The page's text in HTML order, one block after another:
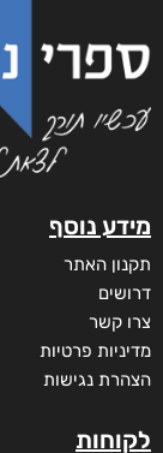
מידע נוסף
תקנון האתר
דרושים
צרו קשר
מדיניות פרטיות
הצהרת נגישות
לקוחות